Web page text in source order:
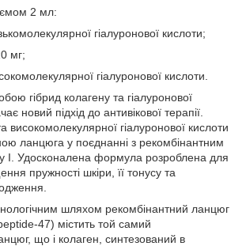
2 мл:
гіалуронової кислоти;
мг;
гіалуронової кислоти.
гібрид колагену та гіалуронової
новий підхід до антивікової терапії.
високомолекулярної гіалуронової кислоти
ланцюга у поєднанні з рекомбінантним
I. Удосконалена формула розроблена для
пружності шкіри, її тонусу та
шляхом рекомбінантний ланцюг
47) містить той самий
що і колаген, синтезований в